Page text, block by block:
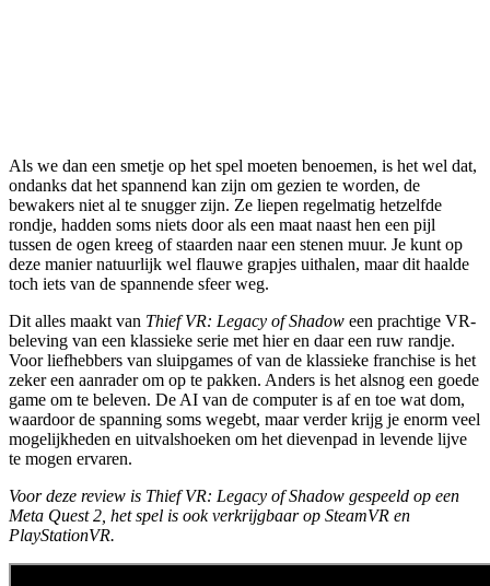
Als we dan een smetje op het spel moeten benoemen, is het wel dat,
ondanks dat het spannend kan zijn om gezien te worden, de
bewakers niet al te snugger zijn. Ze liepen regelmatig hetzelfde
rondje, hadden soms niets door als een maat naast hen een pijl
tussen de ogen kreeg of staarden naar een stenen muur. Je kunt op
deze manier natuurlijk wel flauwe grapjes uithalen, maar dit haalde
toch iets van de spannende sfeer weg.
Dit alles maakt van Thief VR: Legacy of Shadow een prachtige VR-
beleving van een klassieke serie met hier en daar een ruw randje.
Voor liefhebbers van sluipgames of van de klassieke franchise is het
zeker een aanrader om op te pakken. Anders is het alsnog een goede
game om te beleven. De AI van de computer is af en toe wat dom,
waardoor de spanning soms wegebt, maar verder krijg je enorm veel
mogelijkheden en uitvalshoeken om het dievenpad in levende lijve
te mogen ervaren.
Voor deze review is Thief VR: Legacy of Shadow gespeeld op een
Meta Quest 2, het spel is ook verkrijgbaar op SteamVR en
PlayStationVR.